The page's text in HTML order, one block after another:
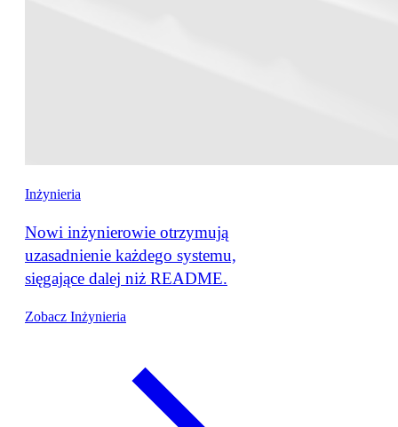
Inżynieria
Nowi inżynierowie otrzymują
uzasadnienie każdego systemu,
sięgające dalej niż README.
Zobacz Inżynieria